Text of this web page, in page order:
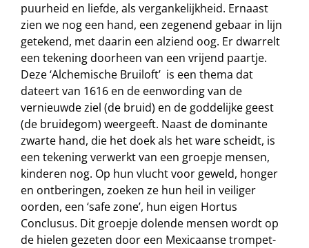
puurheid en liefde, als vergankelijkheid. Ernaast
zien we nog een hand, een zegenend gebaar in lijn
getekend, met daarin een alziend oog. Er dwarrelt
een tekening doorheen van een vrijend paartje.
Deze ‘Alchemische Bruiloft’ is een thema dat
dateert van 1616 en de eenwording van de
vernieuwde ziel (de bruid) en de goddelijke geest
(de bruidegom) weergeeft. Naast de dominante
zwarte hand, die het doek als het ware scheidt, is
een tekening verwerkt van een groepje mensen,
kinderen nog. Op hun vlucht voor geweld, honger
en ontberingen, zoeken ze hun heil in veiliger
oorden, een ‘safe zone’, hun eigen Hortus
Conclusus. Dit groepje dolende mensen wordt op
de hielen gezeten door een Mexicaanse trompet-